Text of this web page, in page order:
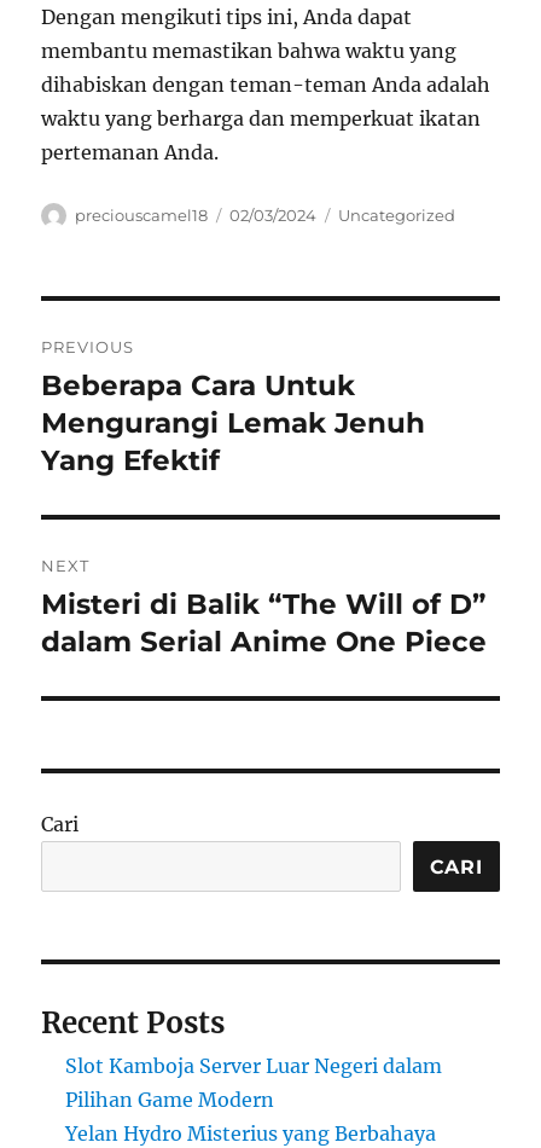
Dengan mengikuti tips ini, Anda dapat
membantu memastikan bahwa waktu yang
dihabiskan dengan teman-teman Anda adalah
waktu yang berharga dan memperkuat ikatan
pertemanan Anda.
Author
preciouscamel18
Posted
02/03/2024 Categories
Uncategorized
pos
PREVIOUS
Previous
post:
Beberapa Cara Untuk
Mengurangi Lemak Jenuh
Yang Efektif
NEXT
Next
post:
Misteri di Balik “The Will of D”
dalam Serial Anime One Piece
Cari
CARI
Recent Posts
Slot Kamboja Server Luar Negeri dalam
Pilihan Game Modern
Yelan Hydro Misterius yang Berbahaya